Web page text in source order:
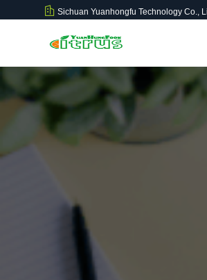
Sichuan Yuanhongfu Technology Co.,